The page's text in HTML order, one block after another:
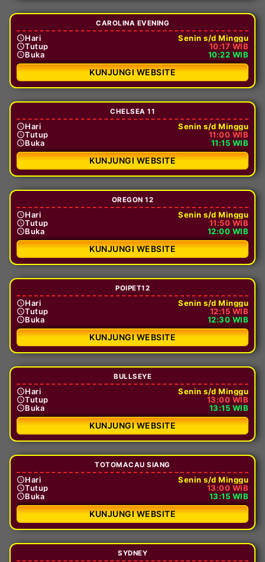
CAROLINA EVENING
Hari
Senin s/d Minggu
Tutup
10:17 WIB
Buka
10:22 WIB
KUNJUNGI WEBSITE
CHELSEA 11
Hari
Senin s/d Minggu
Tutup
11:00 WIB
Buka
11:15 WIB
KUNJUNGI WEBSITE
OREGON 12
Hari
Senin s/d Minggu
Tutup
11:50 WIB
Buka
12:00 WIB
KUNJUNGI WEBSITE
POIPET12
Hari
Senin s/d Minggu
Tutup
12:15 WIB
Buka
12:30 WIB
KUNJUNGI WEBSITE
BULLSEYE
Hari
Senin s/d Minggu
Tutup
13:00 WIB
Buka
13:15 WIB
KUNJUNGI WEBSITE
TOTOMACAU SIANG
Hari
Senin s/d Minggu
Tutup
13:00 WIB
Buka
13:15 WIB
KUNJUNGI WEBSITE
SYDNEY